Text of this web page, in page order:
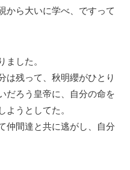
から大いに学べ、ですって
ました。
は残って、秋明纓がひとり
だろう皇帝に、自分の命を
ようとしてた。
仲間達と共に逃がし、自分